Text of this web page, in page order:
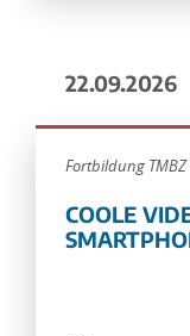
22.09.2026
Fortbildung TMBZ
COOLE